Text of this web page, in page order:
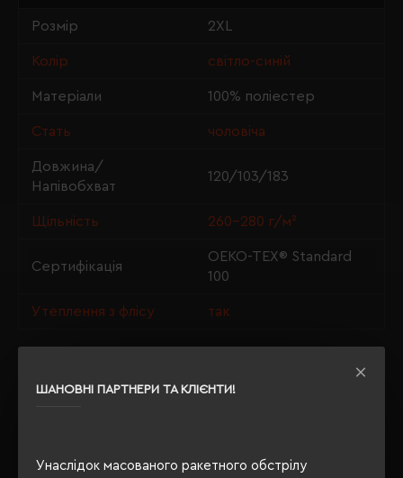
ШАНОВНІ ПАРТНЕРИ ТА КЛІЄНТИ!
Унаслідок масованого ракетного обстрілу
Розмір 2XL
Колір світло-синій
Матеріали 100% поліестер
Стать чоловіча
Довжина/
Напівобхват
120/103/183
Щільність 260-280 г/м²
Сертифікація
OEKO-TEX® Standard
100
Утеплення з флісу так
ОПИС